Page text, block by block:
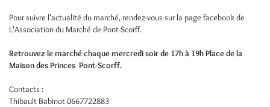
Pour suivre l'actualité du marché, rendez-vous sur la page facebook de
L'Association du Marché de Pont-Scorff.
Retrouvez le marché chaque mercredi soir de 17h à 19h Place de la
Maison des Princes Pont-Scorff.
Contacts :
Thibault Babinot 0667722883